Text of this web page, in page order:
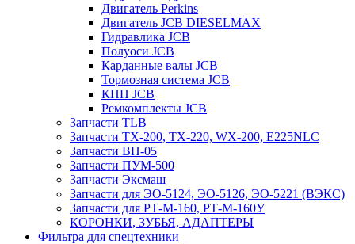
Двигатель Perkins
Двигатель JCB DIESELMAX
Гидравлика JCB
Полуоси JCB
Карданные валы JCB
Тормозная система JCB
КПП JCB
Ремкомплекты JCB
Запчасти TLB
Запчасти TX-200, TX-220, WX-200, E225NLC
Запчасти ВП-05
Запчасти ПУМ-500
Запчасти Эксмаш
Запчасти для ЭО-5124, ЭО-5126, ЭО-5221 (ВЭКС)
Запчасти для РТ-М-160, РТ-М-160У
КОРОНКИ, ЗУБЬЯ, АДАПТЕРЫ
Фильтра для спецтехники